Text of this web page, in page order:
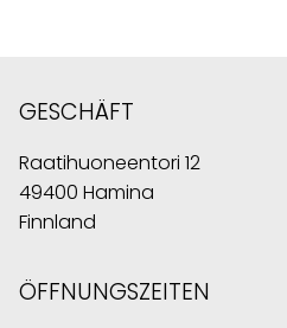
GESCHÄFT
Raatihuoneentori 12
49400 Hamina
Finnland
ÖFFNUNGSZEITEN